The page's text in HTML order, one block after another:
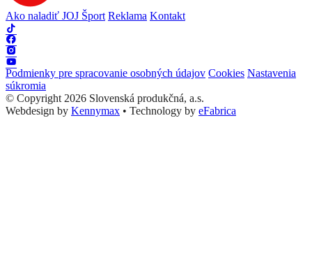
Ako naladiť JOJ Šport Reklama Kontakt
Podmienky pre spracovanie osobných údajov Cookies Nastavenia
súkromia
© Copyright 2026 Slovenská produkčná, a.s.
Webdesign by Kennymax • Technology by eFabrica